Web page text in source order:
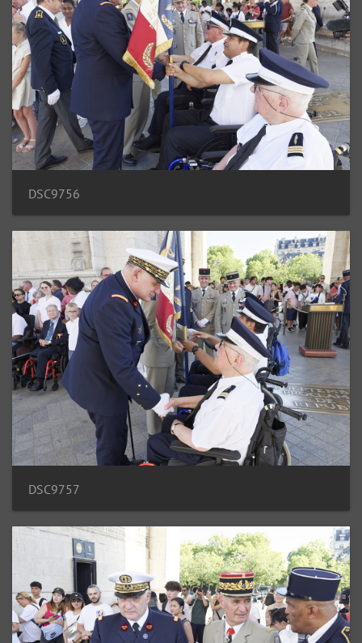
DSC9756
DSC9757